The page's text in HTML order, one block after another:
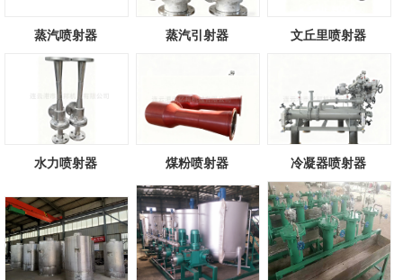
蒸汽喷射器 蒸汽引射器 文丘里喷射器
水力喷射器 煤粉喷射器 冷凝器喷射器